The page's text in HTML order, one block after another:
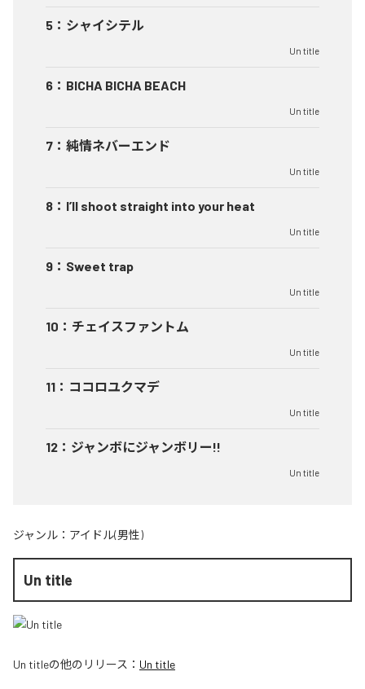
5 ： シャイシテル
Un title
6 ： BICHA BICHA BEACH
Un title
7 ： 純情ネバーエンド
Un title
8 ： I’ll shoot straight into your heat
Un title
9 ： Sweet trap
Un title
10 ： チェイスファントム
Un title
11 ： ココロユクマデ
Un title
12 ： ジャンボにジャンボリー!!
Un title
ジャンル： アイドル(男性)
Un title
Un titleの他のリリース： Un title